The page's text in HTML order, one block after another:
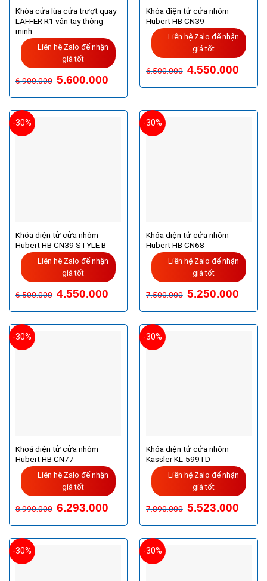
Khóa cửa lùa cửa trượt quay
LAFFER R1 vân tay thông
minh
Liên hệ Zalo để nhận
giá tốt
6.900.000 Giá
gốc
6.900.000VND.
5.600.000Giá
hiện
là:
5.600.000VND.
Khóa điện tử cửa nhôm
Hubert HB CN39
Liên hệ Zalo để nhận
giá tốt
6.500.000 4.550.000
-30%
Khóa điện tử cửa nhôm
Hubert HB CN39 STYLE B
Liên hệ Zalo để nhận
giá tốt
6.500.000 4.550.000
-30%
Khóa điện tử cửa nhôm
Hubert HB CN68
Liên hệ Zalo để nhận
giá tốt
7.500.000 5.250.000
-30%
Khoá điện tử cửa nhôm
Hubert HB CN77
Liên hệ Zalo để nhận
giá tốt
8.990.000 6.293.000
-30%
Khóa điện tử cửa nhôm
Kassler KL-599TD
Liên hệ Zalo để nhận
giá tốt
7.890.000 5.523.000
-30% -30%